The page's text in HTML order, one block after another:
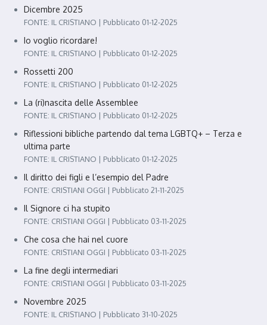
Dicembre 2025
FONTE: IL CRISTIANO Pubblicato 01-12-2025
Io voglio ricordare!
FONTE: IL CRISTIANO Pubblicato 01-12-2025
Rossetti 200
FONTE: IL CRISTIANO Pubblicato 01-12-2025
La (ri)nascita delle Assemblee
FONTE: IL CRISTIANO Pubblicato 01-12-2025
Riflessioni bibliche partendo dal tema LGBTQ+ – Terza e
ultima parte
FONTE: IL CRISTIANO Pubblicato 01-12-2025
Il diritto dei figli e l’esempio del Padre
FONTE: CRISTIANI OGGI Pubblicato 21-11-2025
Il Signore ci ha stupito
FONTE: CRISTIANI OGGI Pubblicato 03-11-2025
Che cosa che hai nel cuore
FONTE: CRISTIANI OGGI Pubblicato 03-11-2025
La fine degli intermediari
FONTE: CRISTIANI OGGI Pubblicato 03-11-2025
Novembre 2025
FONTE: IL CRISTIANO Pubblicato 31-10-2025